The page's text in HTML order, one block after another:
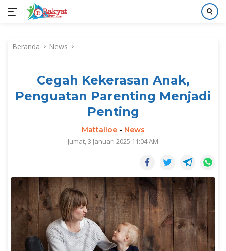
kontenBeranda News
Cegah Kekerasan Anak,
Penguatan Parenting Menjadi
Penting
Mattalioe- News
Jumat, 3 Januari 2025 11:04 AM